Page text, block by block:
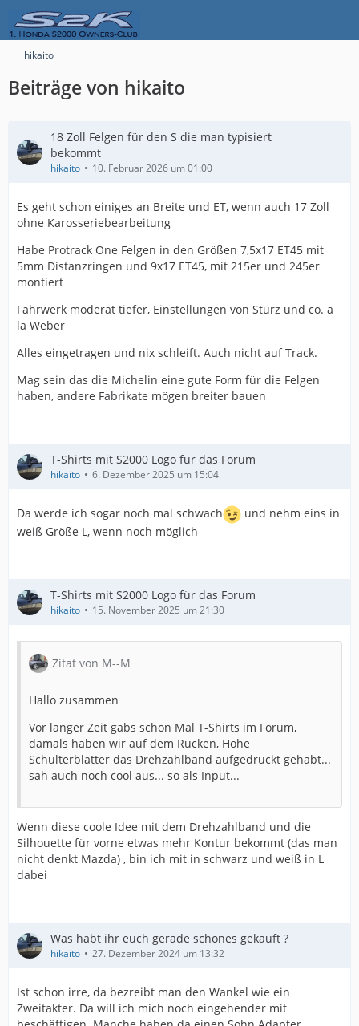
hikaito
Beiträge von hikaito
18 Zoll Felgen für den S die man typisiert
bekommt
hikaito 10. Februar 2026 um 01:00
Es geht schon einiges an Breite und ET, wenn auch 17 Zoll
ohne Karosseriebearbeitung
Habe Protrack One Felgen in den Größen 7,5x17 ET45 mit
5mm Distanzringen und 9x17 ET45, mit 215er und 245er
montiert
Fahrwerk moderat tiefer, Einstellungen von Sturz und co. a
la Weber
Alles eingetragen und nix schleift. Auch nicht auf Track.
Mag sein das die Michelin eine gute Form für die Felgen
haben, andere Fabrikate mögen breiter bauen
T-Shirts mit S2000 Logo für das Forum
hikaito 6. Dezember 2025 um 15:04
Da werde ich sogar noch mal schwach
und nehm eins in
weiß Größe L, wenn noch möglich
T-Shirts mit S2000 Logo für das Forum
hikaito 15. November 2025 um 21:30
Zitat von M--M
Hallo zusammen
Vor langer Zeit gabs schon Mal T-Shirts im Forum,
damals haben wir auf dem Rücken, Höhe
Schulterblätter das Drehzahlband aufgedruckt gehabt...
sah auch noch cool aus... so als Input...
Wenn diese coole Idee mit dem Drehzahlband und die
Silhouette für vorne etwas mehr Kontur bekommt (das man
nicht denkt Mazda) , bin ich mit in schwarz und weiß in L
dabei
Was habt ihr euch gerade schönes gekauft ?
hikaito 27. Dezember 2024 um 13:32
Ist schon irre, da bezreibt man den Wankel wie ein
Zweitakter. Da will ich mich noch eingehender mit